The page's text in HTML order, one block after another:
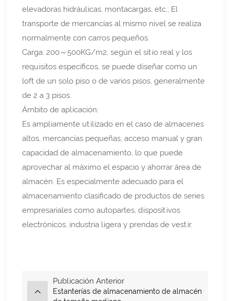
elevadoras hidráulicas, montacargas, etc.; El
transporte de mercancías al mismo nivel se realiza
normalmente con carros pequeños.
Carga: 200～500KG/m2, según el sitio real y los
requisitos específicos, se puede diseñar como un
loft de un solo piso o de varios pisos, generalmente
de 2 a 3 pisos.
Ámbito de aplicación:
Es ampliamente utilizado en el caso de almacenes
altos, mercancías pequeñas, acceso manual y gran
capacidad de almacenamiento, lo que puede
aprovechar al máximo el espacio y ahorrar área de
almacén. Es especialmente adecuado para el
almacenamiento clasificado de productos de series
empresariales como autopartes, dispositivos
electrónicos, industria ligera y prendas de vestir.
Publicación Anterior
Estanterías de almacenamiento de almacén